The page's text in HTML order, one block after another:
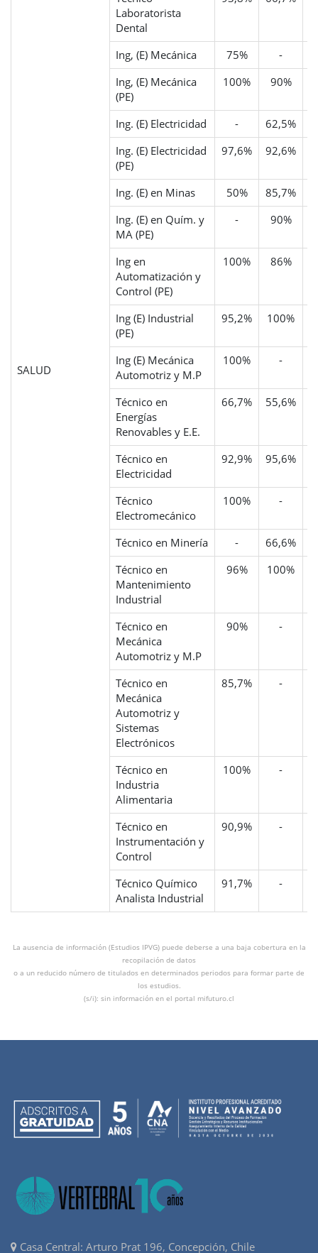
SALUD
Laboratorista
Dental
Ing, (E) Mecánica 75% -
Ing, (E) Mecánica
(PE)
100% 90%
Ing. (E) Electricidad - 62,5%
Ing. (E) Electricidad
(PE)
97,6% 92,6%
Ing. (E) en Minas 50% 85,7%
Ing. (E) en Quím. y
MA (PE)
- 90%
Ing en
Automatización y
Control (PE)
100% 86%
Ing (E) Industrial
(PE)
95,2% 100%
Ing (E) Mecánica
Automotriz y M.P
100% -
Técnico en
Energías
Renovables y E.E.
66,7% 55,6%
Técnico en
Electricidad
92,9% 95,6%
Técnico
Electromecánico
100% -
Técnico en Minería -
66,6%
Técnico en
Mantenimiento
Industrial
96% 100%
Técnico en
Mecánica
Automotriz y M.P
90% -
Técnico en
Mecánica
Automotriz y
Sistemas
Electrónicos
85,7% -
Técnico en
Industria
Alimentaria
100% -
Técnico en
Instrumentación y
Control
90,9% -
Técnico Químico
Analista Industrial
91,7% -
La ausencia de información (Estudios IPVG) puede deberse a una baja cobertura en la
recopilación de datos
o a un reducido número de titulados en determinados periodos para formar parte de
los estudios.
(s/i): sin información en el portal mifuturo.cl
Casa Central: Arturo Prat 196, Concepción, Chile